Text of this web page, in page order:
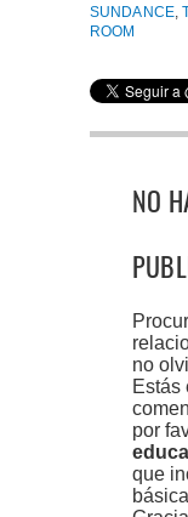
SUNDANCE,
ROOM
NO
no
Estás
por
que